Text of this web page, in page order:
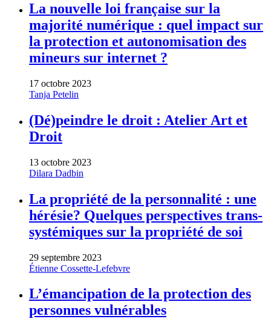
La nouvelle loi française sur la
majorité numérique : quel impact sur
la protection et autonomisation des
mineurs sur internet ?
17 octobre 2023
Tanja Petelin
(Dé)peindre le droit : Atelier Art et
Droit
13 octobre 2023
Dilara Dadbin
La propriété de la personnalité : une
hérésie? Quelques perspectives trans-
systémiques sur la propriété de soi
29 septembre 2023
Étienne Cossette-Lefebvre
L’émancipation de la protection des
personnes vulnérables